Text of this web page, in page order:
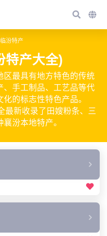
临汾特产
特产大全)
最具有地方特色的传统
、手工制品、工艺品等代
的标志性特色产品。
最新收录了田嫂粉条、三
汾本地特产。